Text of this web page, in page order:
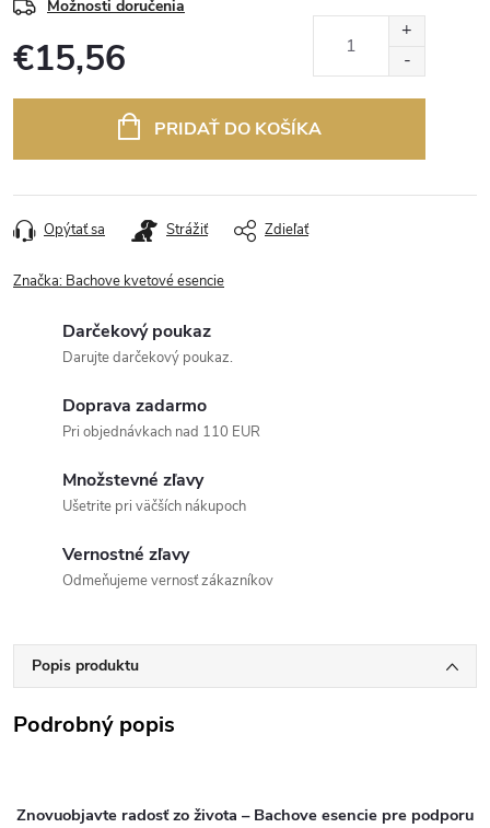
Možnosti doručenia
€15,56
PRIDAŤ DO KOŠÍKA
Opýtať sa Strážiť Zdieľať
Značka: Bachove kvetové esencie
Darčekový poukaz
Darujte darčekový poukaz.
Doprava zadarmo
Pri objednávkach nad 110 EUR
Množstevné zľavy
Ušetrite pri väčších nákupoch
Vernostné zľavy
Odmeňujeme vernosť zákazníkov
Popis produktu
Podrobný popis
Znovuobjavte radosť zo života – Bachove esencie pre podporu